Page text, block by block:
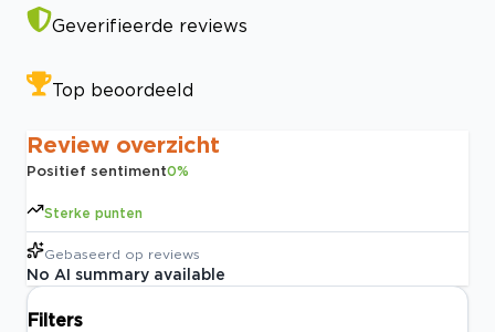
Geverifieerde reviews
Top beoordeeld
Review overzicht
Positief sentiment0%
Sterke punten
Gebaseerd op reviews
No AI summary available
Filters